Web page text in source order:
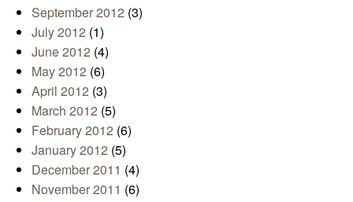
September 2012 (3)
July 2012 (1)
June 2012 (4)
May 2012 (6)
April 2012 (3)
March 2012 (5)
February 2012 (6)
January 2012 (5)
December 2011 (4)
November 2011 (6)